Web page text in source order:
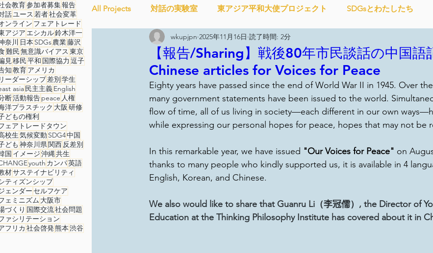
会教育参加者募集報告
話ユース 若者社会変革
ンライン フェアトレード
アジア エシカル鈴木洋一
奈川 日本 SDGs農業藤沢
難民無意識バイアス 東京
見移民平和 国際協力 逗子
知教育アメリカ
ーダーシップ差別学生
asia民主主義English
断活動報告peace 人権
洋プラスチック 大阪 研修
どもの権利
ェアトレードタウン
校生気候変動 SDG4中国
ども 神奈川県関西反差別
国 イメージ沖縄共生
youth カンパ英語
材サステイナビリティ
ティズンシップ
ェンダー セルフケア
ェミニズム 大阪市
づくり 国際交流社会問題
ァシリテーション
フリカ 社会啓発熊本渋谷
All Projects 対話の実験室 東アジア平和大使プロジェクト SDGsとわたしたち
Ethical＆Sustainably シティズンシップ啓発出前授業 Wake Up Lab IMPACT
YouthCan CHANGE 社会を変えるムーブメント かなさうちな
セルフケアプロジェクト 教材開発 SDGカフェでふらっとアクション
ことばのたまり場 雑談 大地と地球 外部出展 国際会議 現地調査訪
その他イベント 移民難民と共に生きる社会を育むプロジェクト
【報告/Sharing】戦後80年市民談話の中国語
Chinese articles for Voices for Peace
wkupjpn 2025年11月16日 読了時間: 2分
Eighty years have passed since the end of World War II in 1945. Over
many government statements have been issued to the world.
flow of time, all of us living in society—each different in our own
while expressing our personal hopes for peace, hopes that may not be
In this remarkable year, we have issued "Our Voices for Peace" on
thanks to many people who kindly supported us, it is available in 4
English, Korean, and Chinese.
We also would like to share that Guanru Li（李冠儒）, the Director of
Education at the Thinking Philosophy Institute has covered about it in